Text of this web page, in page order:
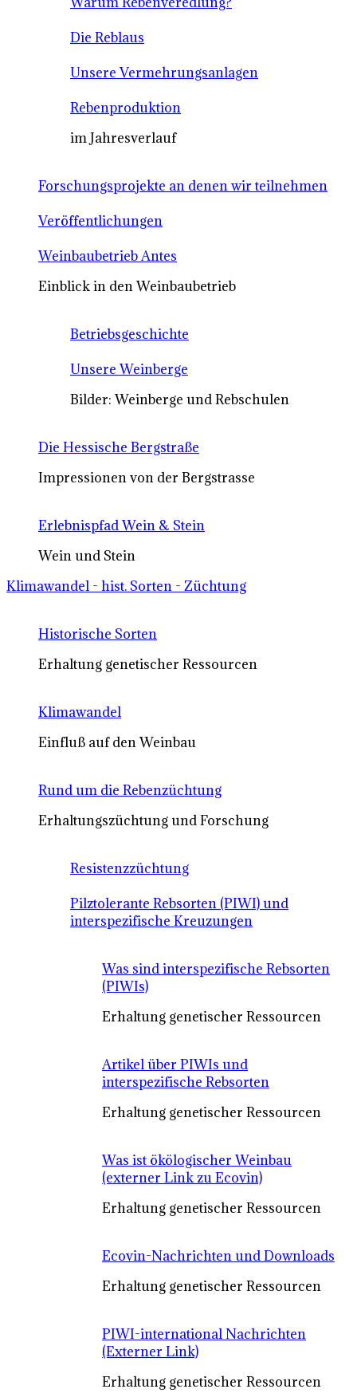
Die Reblaus
Unsere Vermehrungsanlagen
Rebenproduktion
im Jahresverlauf
Forschungsprojekte an denen wir teilnehmen
Veröffentlichungen
Weinbaubetrieb Antes
Einblick in den Weinbaubetrieb
Betriebsgeschichte
Unsere Weinberge
Bilder: Weinberge und Rebschulen
Die Hessische Bergstraße
Impressionen von der Bergstrasse
Erlebnispfad Wein & Stein
Wein und Stein
Klimawandel - hist. Sorten - Züchtung
Historische Sorten
Erhaltung genetischer Ressourcen
Klimawandel
Einfluß auf den Weinbau
Rund um die Rebenzüchtung
Erhaltungszüchtung und Forschung
Resistenzzüchtung
Pilztolerante Rebsorten (PIWI) und
interspezifische Kreuzungen
Was sind interspezifische Rebsorten
(PIWIs)
Erhaltung genetischer Ressourcen
Artikel über PIWIs und
interspezifische Rebsorten
Erhaltung genetischer Ressourcen
Was ist ökölogischer Weinbau
(externer Link zu Ecovin)
Erhaltung genetischer Ressourcen
Ecovin-Nachrichten und Downloads
Erhaltung genetischer Ressourcen
PIWI-international Nachrichten
(Externer Link)
Erhaltung genetischer Ressourcen